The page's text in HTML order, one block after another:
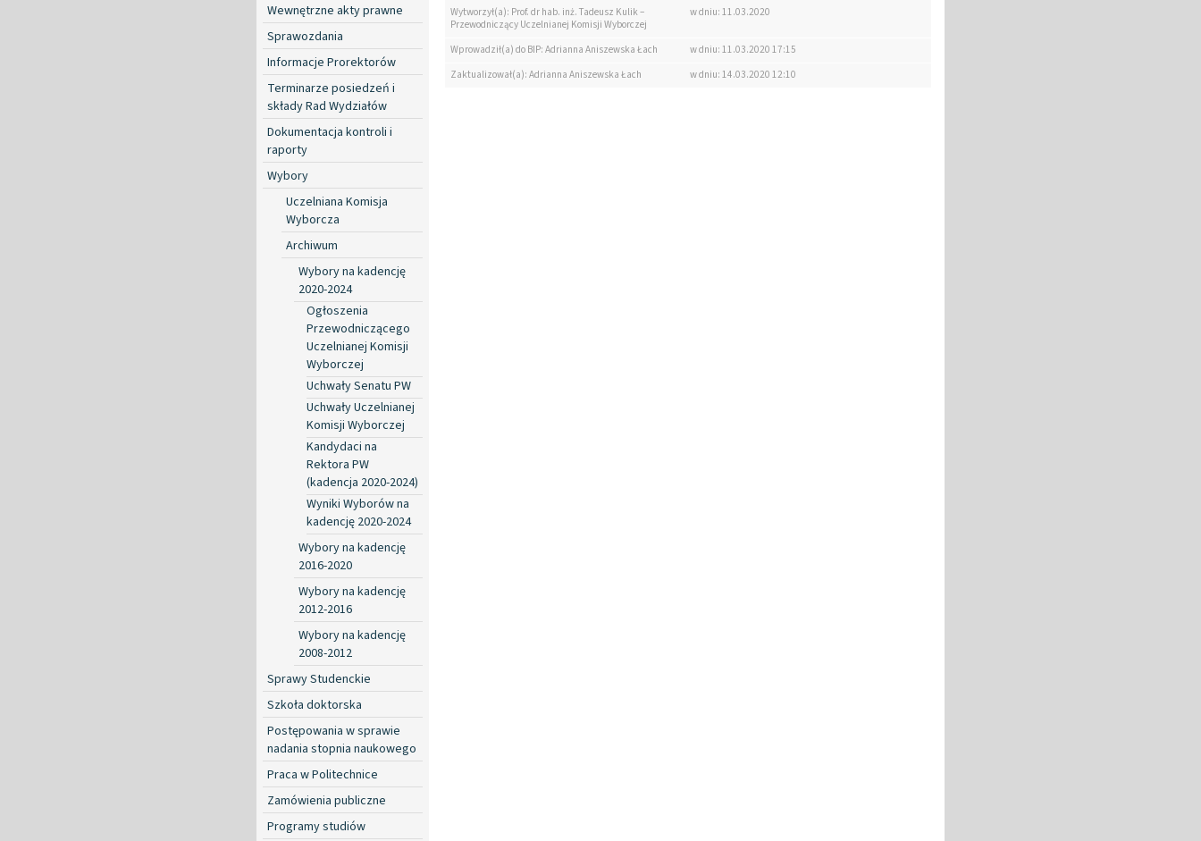
Wewnętrzne akty prawne
Sprawozdania
Informacje Prorektorów
Terminarze posiedzeń i
składy Rad Wydziałów
Dokumentacja kontroli i
raporty
Wybory
Uczelniana Komisja
Wyborcza
Archiwum
Wybory na kadencję
2020-2024
Ogłoszenia
Przewodniczącego
Uczelnianej Komisji
Wyborczej
Uchwały Senatu PW
Uchwały Uczelnianej
Komisji Wyborczej
Kandydaci na
Rektora PW
(kadencja 2020-2024)
Wyniki Wyborów na
kadencję 2020-2024
Wybory na kadencję
2016-2020
Wybory na kadencję
2012-2016
Wybory na kadencję
2008-2012
Sprawy Studenckie
Szkoła doktorska
Postępowania w sprawie
nadania stopnia naukowego
Praca w Politechnice
Zamówienia publiczne
Programy studiów
Wytworzył(a): Prof. dr hab. inż. Tadeusz Kulik –
Przewodniczący Uczelnianej Komisji Wyborczej
w dniu: 11.03.2020
Wprowadził(a) do BIP: Adrianna Aniszewska Łach
w dniu: 11.03.2020 17:15
Zaktualizował(a): Adrianna Aniszewska Łach
w dniu: 14.03.2020 12:10